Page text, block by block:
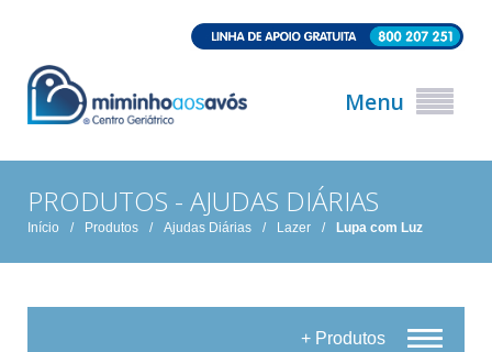
Menu
PRODUTOS - AJUDAS DIÁRIAS
Início / Produtos / Ajudas Diárias / Lazer / Lupa com Luz
+ Produtos